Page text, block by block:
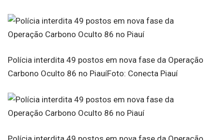
Polícia interdita 49 postos em nova fase da Operação
Carbono Oculto 86 no PiauíFoto: Conecta Piauí